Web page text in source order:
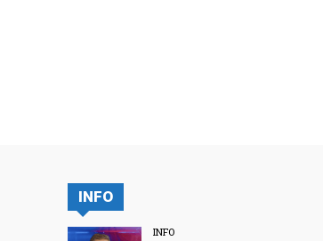
INFO
INFO